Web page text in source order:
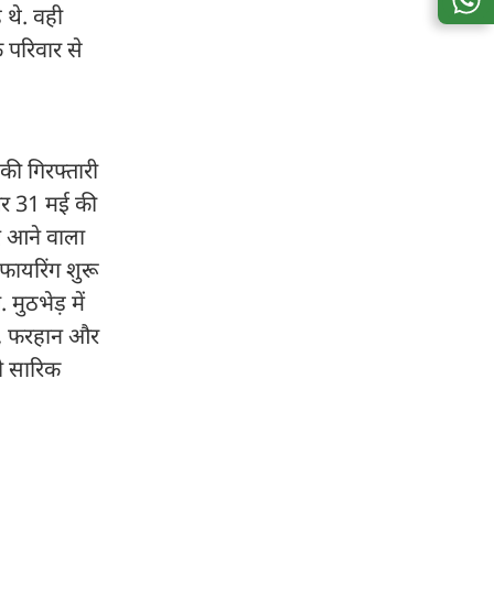
थे. वही
परिवार से
गिरफ्तारी
31 मई की
आने वाला
शुरू
मुठभेड़ में
फरहान और